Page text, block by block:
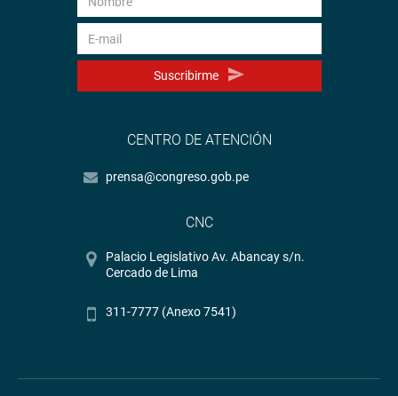
Suscribirme
CENTRO DE ATENCIÓN
prensa@congreso.gob.pe
CNC
Palacio Legislativo Av. Abancay s/n.
Cercado de Lima
311-7777 (Anexo 7541)